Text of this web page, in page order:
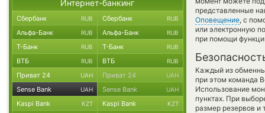
представленные
Оповещение, с
или электронную
при помощи
Каждый из
при этом команда
Использование
пунктах. При
размер резервов и
Интернет-банкинг
Сбербанк RUB Сбербанк RUB
Альфа-Банк RUB Альфа-Банк RUB
Т-Банк RUB Т-Банк RUB
ВТБ RUB ВТБ RUB
Приват 24 UAH Приват 24 UAH
Sense Bank UAH Sense Bank UAH
Kaspi Bank KZT Kaspi Bank KZT